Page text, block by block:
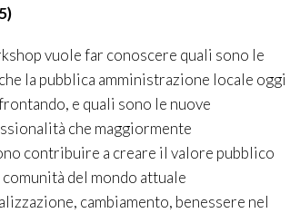
vuole far conoscere quali sono le
la pubblica amministrazione locale oggi
e quali sono le nuove
che maggiormente
contribuire a creare il valore pubblico
comunità del mondo attuale
cambiamento, benessere nel